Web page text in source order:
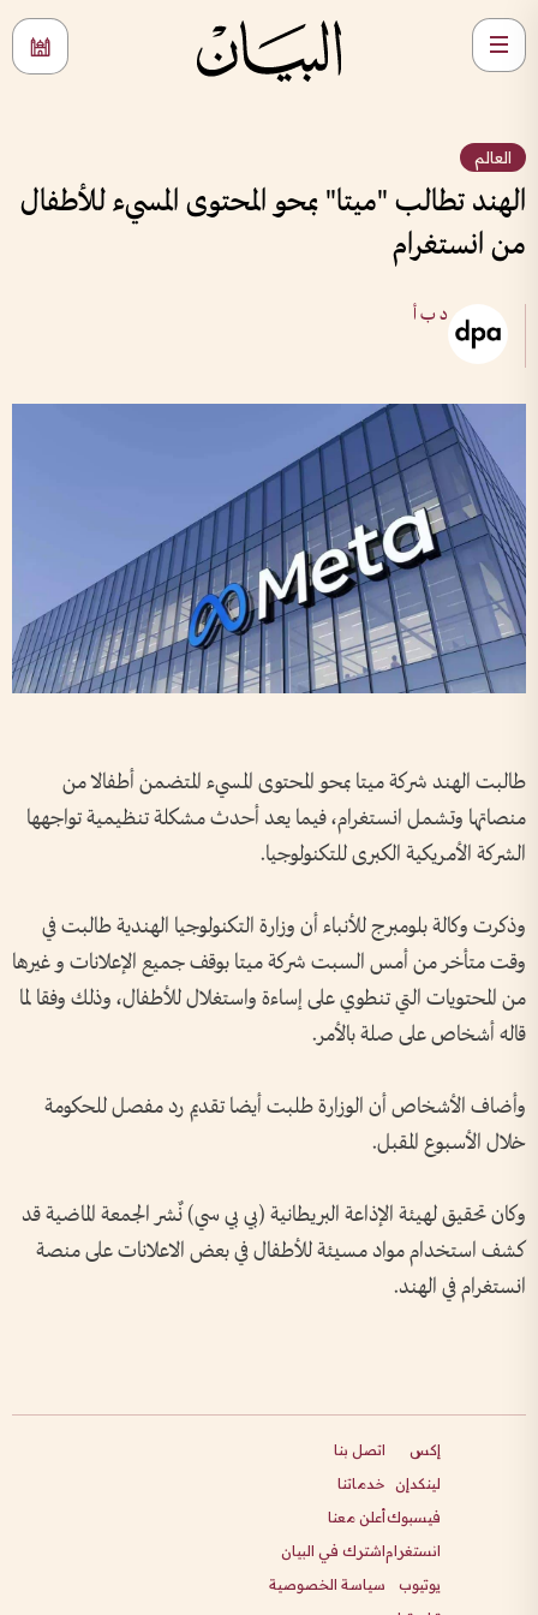
العالم
الهند تطالب "ميتا" بمحو المحتوى المسيء للأطفال
من انستغرام
د ب أ
طالبت الهند شركة ميتا بمحو المحتوى المسيء المتضمن أطفالا من
منصاتها وتشمل انستغرام، فيما يعد أحدث مشكلة تنظيمية تواجهها
الشركة الأمريكية الكبرى للتكنولوجيا.
وذكرت وكالة بلومبرج للأنباء أن وزارة التكنولوجيا الهندية طالبت في
وقت متأخر من أمس السبت شركة ميتا بوقف جميع الإعلانات و غيرها
من المحتويات التي تنطوي على إساءة واستغلال للأطفال، وذلك وفقا لما
قاله أشخاص على صلة بالأمر.
وأضاف الأشخاص أن الوزارة طلبت أيضا تقديم رد مفصل للحكومة
خلال الأسبوع المقبل.
وكان تحقيق لهيئة الإذاعة البريطانية (بي بي سي) نٌشر الجمعة الماضية قد
كشف استخدام مواد مسيئة للأطفال في بعض الاعلانات على منصة
انستغرام في الهند.
إكس
لينكدإن
فيسبوك
انستغرام
يوتيوب
اتصل بنا
خدماتنا
أعلن معنا
اشترك في البيان
سياسة الخصوصية